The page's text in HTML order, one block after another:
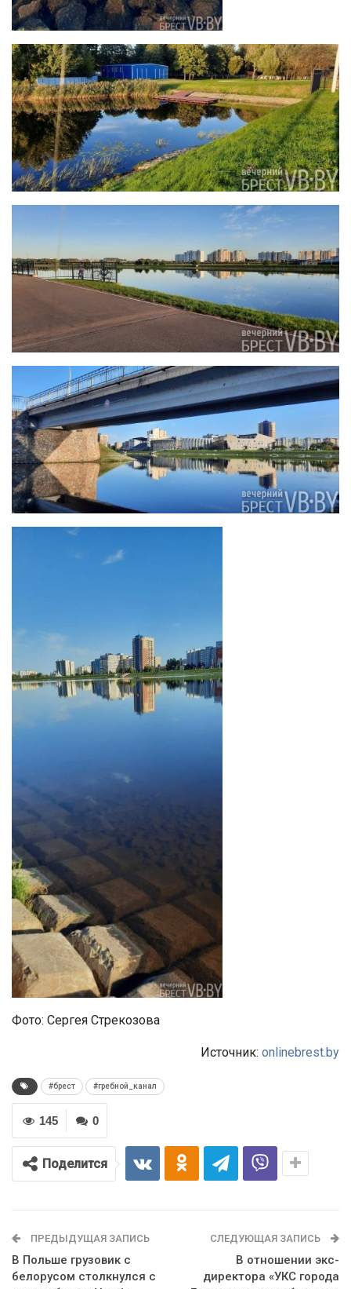
Фото: Сергея Стрекозова
Источник: onlinebrest.by
#брест #гребной_канал
0
145
Поделится
ПРЕДЫДУЩАЯ ЗАПИСЬ
В Польше грузовик с
белорусом столкнулся с
СЛЕДУЮЩАЯ ЗАПИСЬ
В отношении экс-
директора «УКС города